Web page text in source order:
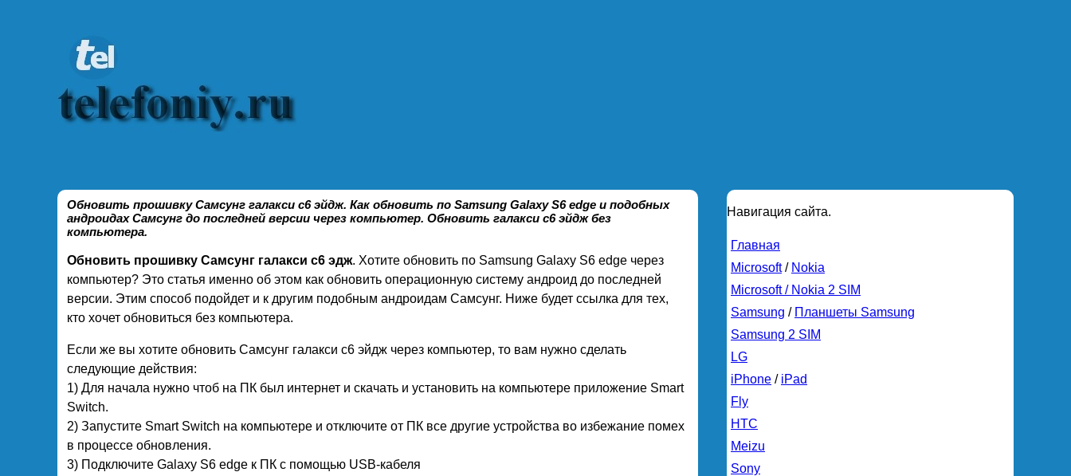
Обновить прошивку Самсунг галакси с6 эйдж. Как обновить по Samsung Galaxy S6 edge и подобных
андроидах Самсунг до последней версии через компьютер. Обновить галакси с6 эйдж без
компьютера.
Обновить прошивку Самсунг галакси с6 эдж. Хотите обновить по Samsung Galaxy S6 edge через
компьютер? Это статья именно об этом как обновить операционную систему андроид до последней
версии. Этим способ подойдет и к другим подобным андроидам Самсунг. Ниже будет ссылка для тех,
кто хочет обновиться без компьютера.
Если же вы хотите обновить Самсунг галакси с6 эйдж через компьютер, то вам нужно сделать
следующие действия:
1) Для начала нужно чтоб на ПК был интернет и скачать и установить на компьютере приложение Smart
Switch.
2) Запустите Smart Switch на компьютере и отключите от ПК все другие устройства во избежание помех
в процессе обновления.
3) Подключите Galaxy S6 edge к ПК с помощью USB-кабеля
Навигация сайта.
Главная
Microsoft/ Nokia
Microsoft / Nokia 2 SIM
Samsung / Планшеты Samsung
Samsung 2 SIM
LG
iPhone / iPad
Fly
HTC
Meizu
Sony